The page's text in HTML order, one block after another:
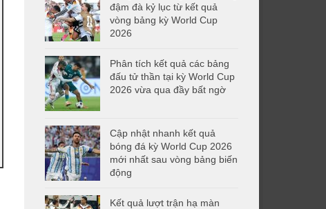
đậm đà kỷ lục từ kết quả
vòng bảng kỳ World Cup
2026
Phân tích kết quả các bảng
đấu tử thần tại kỳ World Cup
2026 vừa qua đầy bất ngờ
Cập nhật nhanh kết quả
bóng đá kỳ World Cup 2026
mới nhất sau vòng bảng biến
động
Kết quả lượt trận hạ màn